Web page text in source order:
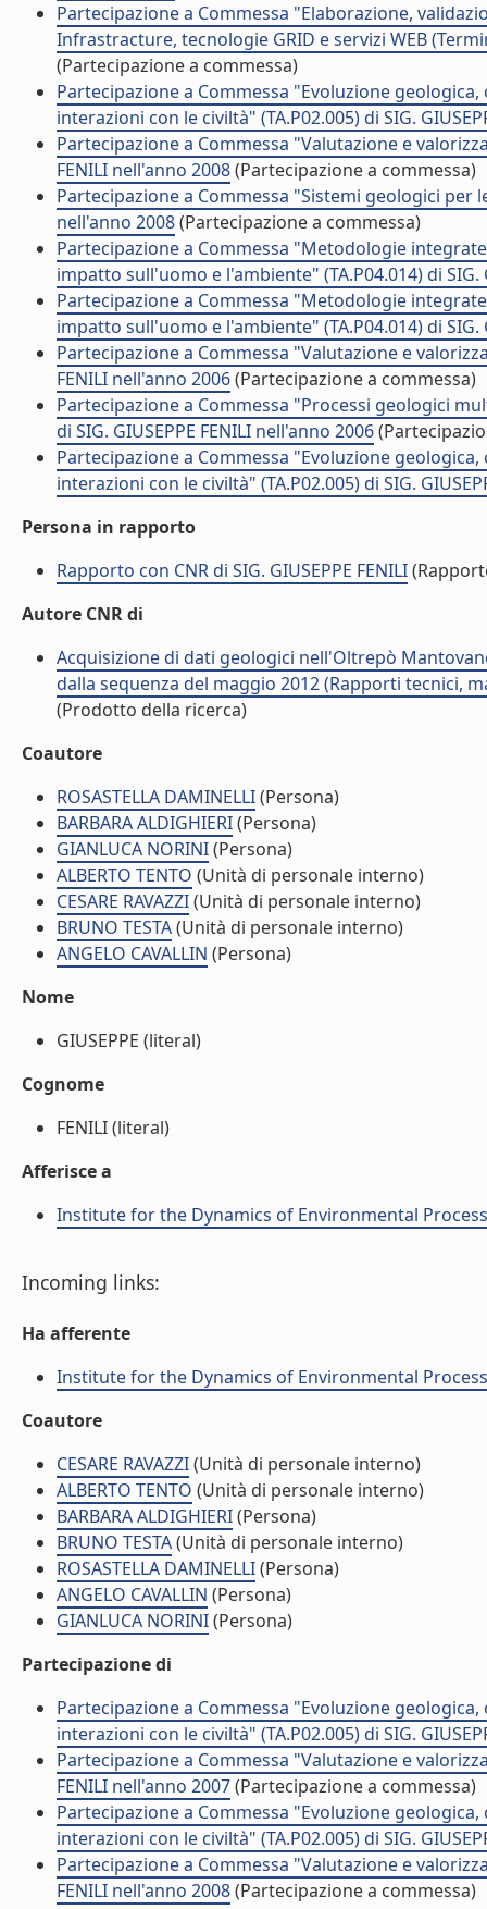
Partecipazione a Commessa "Elaborazione,
Infrastracture, tecnologie GRID e servizi WEB
(Partecipazione a commessa)
Partecipazione a Commessa "Evoluzione
interazioni con le civiltà" (TA.P02.005) di SIG.
Partecipazione a Commessa "Valutazione e
FENILI nell'anno 2008(Partecipazione a commessa)
Partecipazione a Commessa "Sistemi geologici per
nell'anno 2008(Partecipazione a commessa)
Partecipazione a Commessa "Metodologie
impatto sull'uomo e l'ambiente" (TA.P04.014) di SIG.
Partecipazione a Commessa "Metodologie
impatto sull'uomo e l'ambiente" (TA.P04.014) di SIG.
Partecipazione a Commessa "Valutazione e
FENILI nell'anno 2006(Partecipazione a commessa)
Partecipazione a Commessa "Processi geologici
di SIG. GIUSEPPE FENILI nell'anno 2006
Partecipazione a Commessa "Evoluzione
interazioni con le civiltà" (TA.P02.005) di SIG.
Persona in rapporto
Rapporto con CNR di SIG. GIUSEPPE FENILI
Autore CNR di
Acquisizione di dati geologici nell'Oltrepò
dalla sequenza del maggio 2012 (Rapporti tecnici,
(Prodotto della ricerca)
Coautore
ROSASTELLA DAMINELLI(Persona)
BARBARA ALDIGHIERI(Persona)
GIANLUCA NORINI(Persona)
ALBERTO TENTO (Unità di personale interno)
CESARE RAVAZZI(Unità di personale interno)
BRUNO TESTA(Unità di personale interno)
ANGELO CAVALLIN (Persona)
Nome
GIUSEPPE (literal)
Cognome
FENILI (literal)
Afferisce a
Institute for the Dynamics of Environmental
Incoming links:
Ha afferente
Institute for the Dynamics of Environmental
Coautore
CESARE RAVAZZI(Unità di personale interno)
ALBERTO TENTO (Unità di personale interno)
BARBARA ALDIGHIERI(Persona)
BRUNO TESTA(Unità di personale interno)
ROSASTELLA DAMINELLI(Persona)
ANGELO CAVALLIN (Persona)
GIANLUCA NORINI(Persona)
Partecipazione di
Partecipazione a Commessa "Evoluzione
interazioni con le civiltà" (TA.P02.005) di SIG.
Partecipazione a Commessa "Valutazione e
FENILI nell'anno 2007(Partecipazione a commessa)
Partecipazione a Commessa "Evoluzione
interazioni con le civiltà" (TA.P02.005) di SIG.
Partecipazione a Commessa "Valutazione e
FENILI nell'anno 2008(Partecipazione a commessa)